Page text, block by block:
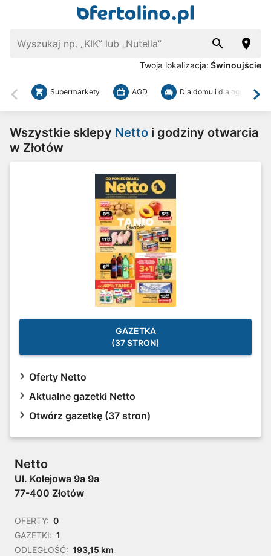
Twoja lokalizacja: Świnoujście
Wstecz
Supermarkety AGD Dla domu i dla ogrodu
Wszystkie sklepy Netto i godziny otwarcia
w Złotów
GAZETKA
(37 STRON)
Oferty Netto
Aktualne gazetki Netto
Otwórz gazetkę (37 stron)
Netto
Ul. Kolejowa 9a 9a
77-400 Złotów
OFERTY: 0
GAZETKI: 1
ODLEGŁOŚĆ: 193,15 km